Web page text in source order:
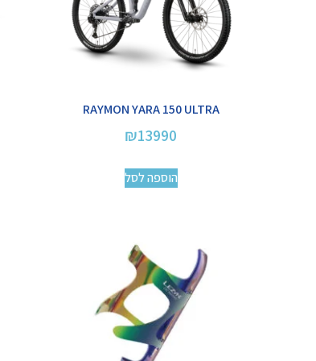
RAYMON YARA 150 ULTRA
₪13990
הוספה לסל